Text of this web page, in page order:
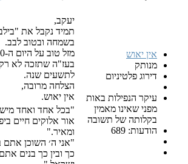
באות
מאמין
של תשובה
תמיד נקבל את "בילבולי המוח" שלך
בשמחה ובטוב לבב.
מזל טוב על היום ה-90.
בעז"ה שתזכה לא רק לתשעים
לתשעים שנה.
אין יאוש.
"בכל אחד ואחד מישראל, מגדול
אור אלוקים חיים ביפעת קודש בוער
ומאיר."
"אני ה׳ השוכן אתם בתוך טומאותם״,
כך ובין כך בנים אתם לה׳ אלקיכם.